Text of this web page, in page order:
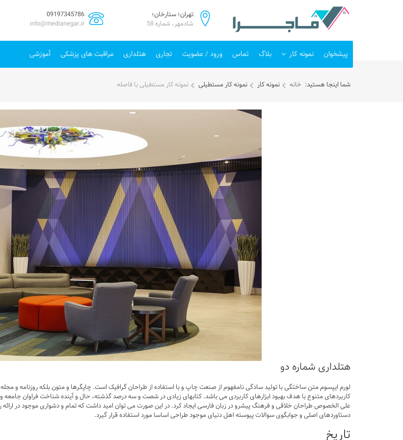
تهران؛ ستارخان؛
شادمهر، شماره 58
09197345786
info@medianegar.ir
پیشخوان نمونه کار بلاگ تماس ورود / عضویت تجاری هتلداری مراقبت های پزشکی آموزشی
شما اینجا هستید: خانه نمونه کار نمونه کار مستطیلی نمونه کار مستطیلی با فاصله
هتلداری شماره دو
لورم ایپسوم متن ساختگی با تولید سادگی نامفهوم از صنعت چاپ و با استفاده از طراحان گرافیک است. چاپگرها و متون بلکه روزنامه و
کاربردهای متنوع با هدف بهبود ابزارهای کاربردی می باشد. کتابهای زیادی در شصت و سه درصد گذشته، حال و آینده شناخت فراوان جامعه
علی الخصوص طراحان خلاقی و فرهنگ پیشرو در زبان فارسی ایجاد کرد. در این صورت می توان امید داشت که تمام و دشواری موجود در
دستاوردهای اصلی و جوابگوی سوالات پیوسته اهل دنیای موجود طراحی اساسا مورد استفاده قرار گیرد.
تاریخ